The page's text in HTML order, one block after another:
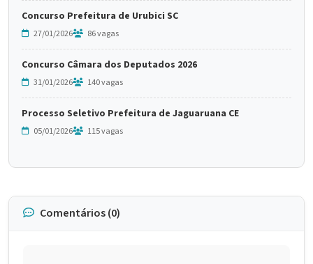
Concurso Prefeitura de Urubici SC
27/01/2026 86 vagas
Concurso Câmara dos Deputados 2026
31/01/2026 140 vagas
Processo Seletivo Prefeitura de Jaguaruana CE
05/01/2026 115 vagas
Comentários (0)